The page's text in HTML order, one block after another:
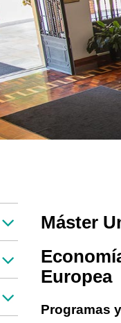
Máster
Europea
Programas